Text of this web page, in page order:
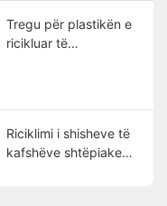
Tregu për plastikën e
ricikluar të
Riciklimi i shisheve të
kafshëve shtëpiake